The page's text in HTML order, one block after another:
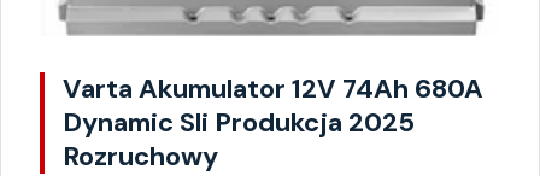
Varta Akumulator 12V 74Ah 680A
Dynamic Sli Produkcja 2025
Rozruchowy